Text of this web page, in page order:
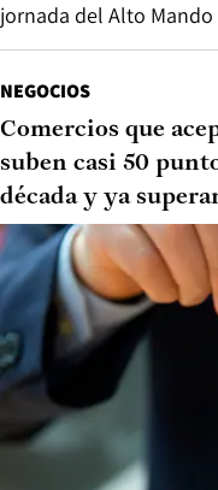
jornada del Alto Mando
NEGOCIOS
Comercios que
suben casi 50
década y ya